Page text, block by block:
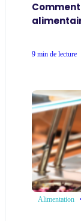
9 min de lecture
Alimentation